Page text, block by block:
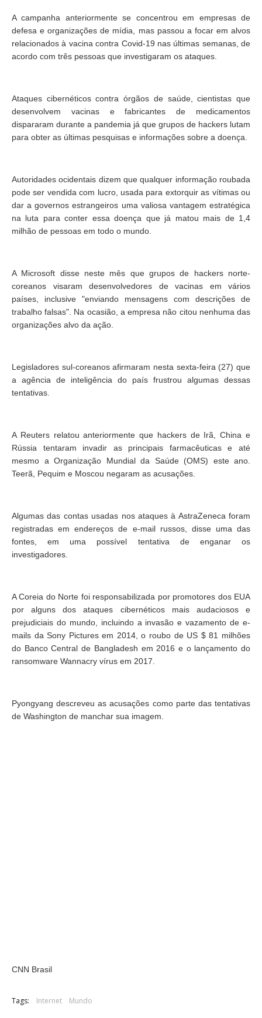
A campanha anteriormente se concentrou em empresas de
defesa e organizações de mídia, mas passou a focar em alvos
relacionados à vacina contra Covid-19 nas últimas semanas, de
acordo com três pessoas que investigaram os ataques.
Ataques cibernéticos contra órgãos de saúde, cientistas que
desenvolvem vacinas e fabricantes de medicamentos
dispararam durante a pandemia já que grupos de hackers lutam
para obter as últimas pesquisas e informações sobre a doença.
Autoridades ocidentais dizem que qualquer informação roubada
pode ser vendida com lucro, usada para extorquir as vítimas ou
dar a governos estrangeiros uma valiosa vantagem estratégica
na luta para conter essa doença que já matou mais de 1,4
milhão de pessoas em todo o mundo.
A Microsoft disse neste mês que grupos de hackers norte-
coreanos visaram desenvolvedores de vacinas em vários
países, inclusive "enviando mensagens com descrições de
trabalho falsas". Na ocasião, a empresa não citou nenhuma das
organizações alvo da ação.
Legisladores sul-coreanos afirmaram nesta sexta-feira (27) que
a agência de inteligência do país frustrou algumas dessas
tentativas.
A Reuters relatou anteriormente que hackers de Irã, China e
Rússia tentaram invadir as principais farmacêuticas e até
mesmo a Organização Mundial da Saúde (OMS) este ano.
Teerã, Pequim e Moscou negaram as acusações.
Algumas das contas usadas nos ataques à AstraZeneca foram
registradas em endereços de e-mail russos, disse uma das
fontes, em uma possível tentativa de enganar os
investigadores.
A Coreia do Norte foi responsabilizada por promotores dos EUA
por alguns dos ataques cibernéticos mais audaciosos e
prejudiciais do mundo, incluindo a invasão e vazamento de e-
mails da Sony Pictures em 2014, o roubo de US $ 81 milhões
do Banco Central de Bangladesh em 2016 e o lançamento do
ransomware Wannacry vírus em 2017.
Pyongyang descreveu as acusações como parte das tentativas
de Washington de manchar sua imagem.
CNN Brasil
Tags: Internet Mundo